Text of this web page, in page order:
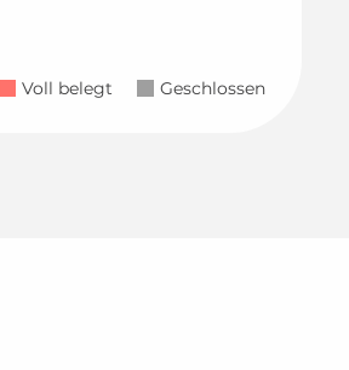
Voll belegt Geschlossen